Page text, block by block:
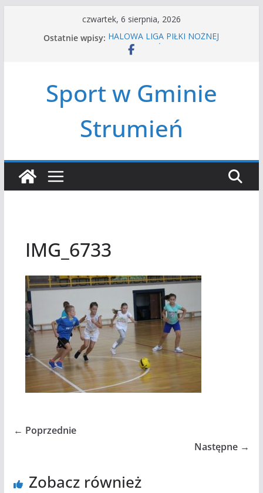
czwartek, 6 sierpnia, 2026
Ostatnie wpisy: HALOWA LIGA PIŁKI NOŻNEJ
LATO W MIEŚCIE’2026
Czwórbój lekkoatletyczny
Sport w Gminie
Strumień
IMG_6733
← Poprzednie
Następne →
Zobacz również